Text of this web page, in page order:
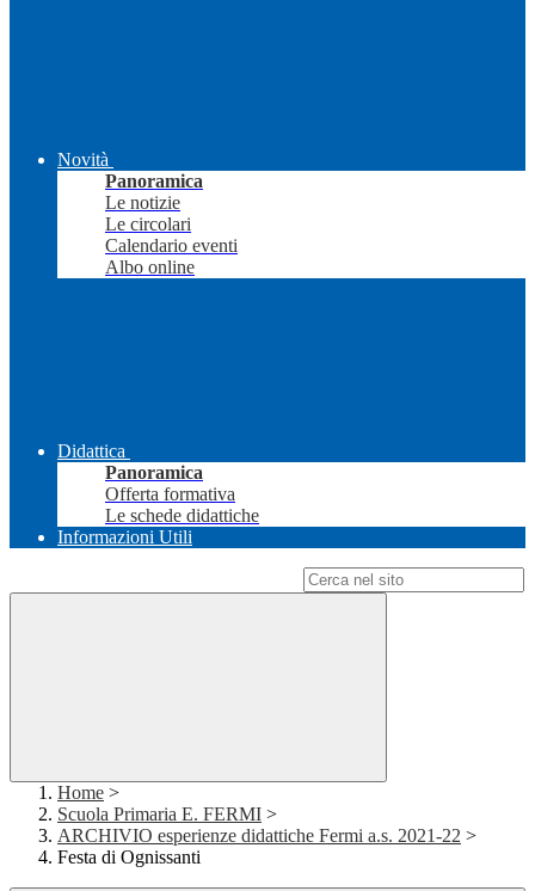
Novità
Panoramica
Le notizie
Le circolari
Calendario eventi
Albo online
Didattica
Panoramica
Offerta formativa
Le schede didattiche
Informazioni Utili
Home >
Scuola Primaria E. FERMI >
ARCHIVIO esperienze didattiche Fermi a.s. 2021-22 >
Festa di Ognissanti